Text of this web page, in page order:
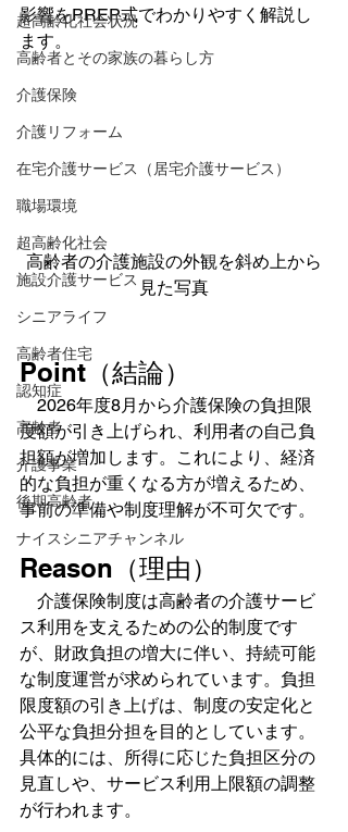
超高齢化社会状況
高齢者とその家族の暮らし方
介護保険
介護リフォーム
在宅介護サービス（居宅介護サービス）
職場環境
超高齢化社会
施設介護サービス
シニアライフ
高齢者住宅
認知症
高齢者
介護事業
後期高齢者
ナイスシニアチャンネル
影響をPREP式でわかりやすく解説し
ます。
高齢者の介護施設の外観を斜め上から
見た写真
Point（結論）
2026年度8月から介護保険の負担限
度額が引き上げられ、利用者の自己負
担額が増加します。これにより、経済
的な負担が重くなる方が増えるため、
事前の準備や制度理解が不可欠です。
Reason（理由）
介護保険制度は高齢者の介護サービ
ス利用を支えるための公的制度です
が、財政負担の増大に伴い、持続可能
な制度運営が求められています。負担
限度額の引き上げは、制度の安定化と
公平な負担分担を目的としています。
具体的には、所得に応じた負担区分の
見直しや、サービス利用上限額の調整
が行われます。